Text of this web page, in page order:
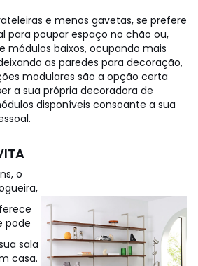
e menos gavetas, se prefere
para poupar espaço no chão ou,
módulos baixos, ocupando mais
as paredes para decoração,
modulares são a opção certa
a sua própria decoradora de
disponíveis consoante a sua
o
pode
sala
casa.